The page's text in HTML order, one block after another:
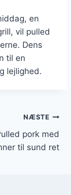
en
vil pulled
Dens
til en
lejlighed.
NÆSTE
pork med
til sund ret